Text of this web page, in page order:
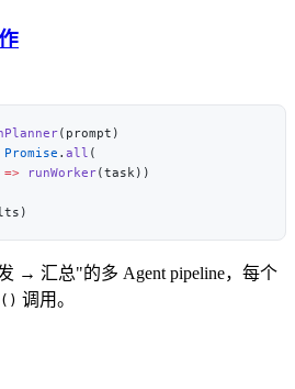
Promise . all
=> runWorker
→ 汇总"的多 Agent pipeline，每个
调用。